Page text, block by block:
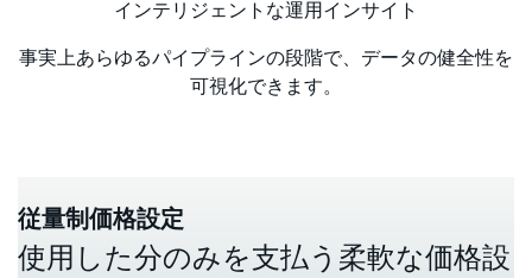
インテリジェントな運用インサイト
事実上あらゆるパイプラインの段階で、データの健全性を
可視化できます。
従量制価格設定
使用した分のみを支払う柔軟な価格設